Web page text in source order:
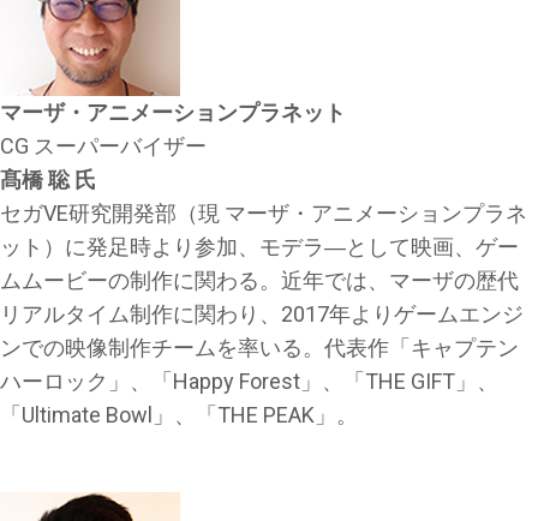
マーザ・アニメーションプラネット
CG スーパーバイザー
髙橋 聡 氏
セガVE研究開発部（現 マーザ・アニメーションプラネ
ット）に発足時より参加、モデラ―として映画、ゲー
ムムービーの制作に関わる。近年では、マーザの歴代
リアルタイム制作に関わり、2017年よりゲームエンジ
ンでの映像制作チームを率いる。代表作「キャプテン
ハーロック」、「Happy Forest」、「THE GIFT」、
「Ultimate Bowl」、「THE PEAK」。